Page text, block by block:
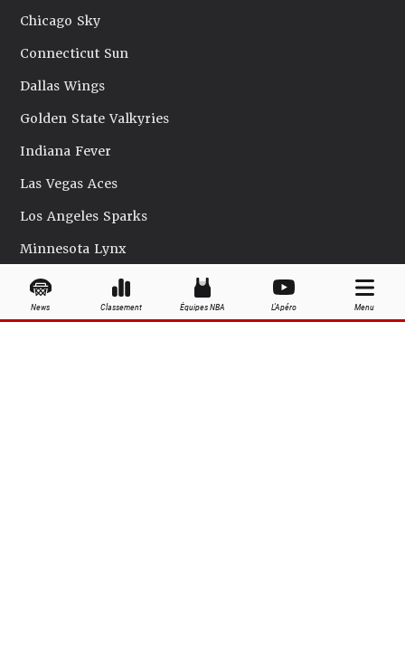
News Classement Équipes NBA L'Apéro Menu
Chicago Sky
Connecticut Sun
Dallas Wings
Golden State Valkyries
Indiana Fever
Las Vegas Aces
Los Angeles Sparks
Minnesota Lynx
New York Liberty
Phoenix Mercury